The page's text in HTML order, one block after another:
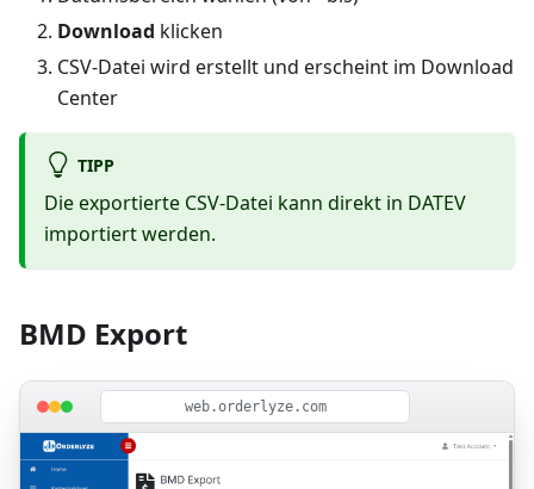
Download klicken
CSV-Datei wird erstellt und erscheint im Download
Center
TIPP
Die exportierte CSV-Datei kann direkt in DATEV
importiert werden.
BMD Export
web.orderlyze.com